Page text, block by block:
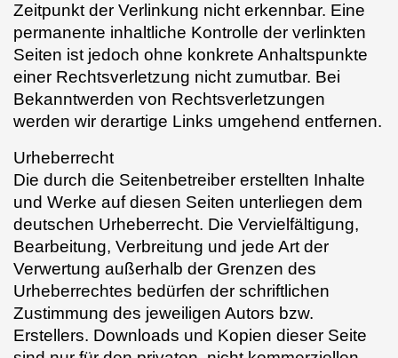
Zeitpunkt der Verlinkung nicht erkennbar. Eine
permanente inhaltliche Kontrolle der verlinkten
Seiten ist jedoch ohne konkrete Anhaltspunkte
einer Rechtsverletzung nicht zumutbar. Bei
Bekanntwerden von Rechtsverletzungen
werden wir derartige Links umgehend entfernen.
Urheberrecht
Die durch die Seitenbetreiber erstellten Inhalte
und Werke auf diesen Seiten unterliegen dem
deutschen Urheberrecht. Die Vervielfältigung,
Bearbeitung, Verbreitung und jede Art der
Verwertung außerhalb der Grenzen des
Urheberrechtes bedürfen der schriftlichen
Zustimmung des jeweiligen Autors bzw.
Erstellers. Downloads und Kopien dieser Seite